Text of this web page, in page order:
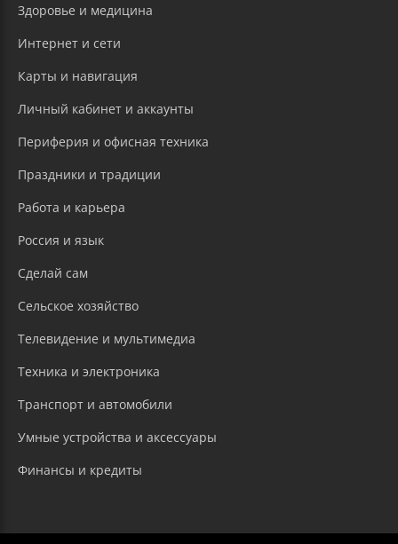
Здоровье и медицина
Интернет и сети
Карты и навигация
Личный кабинет и аккаунты
Периферия и офисная техника
Праздники и традиции
Работа и карьера
Россия и язык
Сделай сам
Сельское хозяйство
Телевидение и мультимедиа
Техника и электроника
Транспорт и автомобили
Умные устройства и аксессуары
Финансы и кредиты